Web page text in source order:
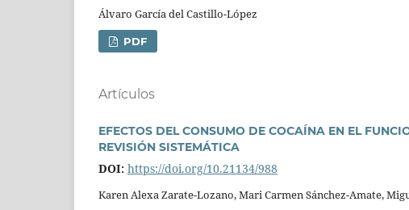
Álvaro Garcí­a del Castillo-López
PDF
Artí­culos
EFECTOS DEL CONSUMO DE COCAÍNA EN EL
REVISIÓN SISTEMÁTICA
DOI: https://doi.org/10.21134/988
Karen Alexa Zarate-Lozano, Mari Carmen Sánchez-Amate,